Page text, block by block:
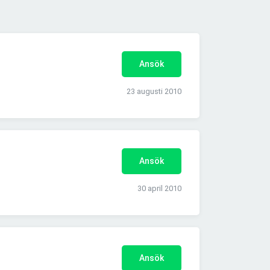
Ansök
23 augusti 2010
Ansök
30 april 2010
Ansök